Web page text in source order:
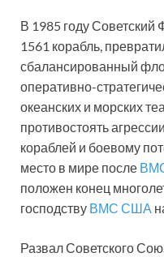
В 1985 году Советский
1561 корабль,
сбалансированный
оперативно-
океанских и морских
противостоять
кораблей и боевому
место в мире после
положен конец
господству ВМС США
Развал Советского